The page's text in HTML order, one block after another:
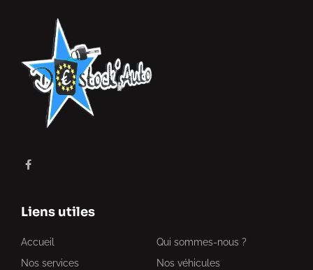
Liens utiles
Accueil
Qui sommes-nous ?
Nos services
Nos véhicules